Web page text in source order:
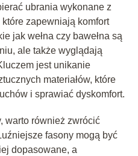
ubrania wykonane z
zapewniają komfort
jak wełna czy bawełna są
ale także wyglądają
jest unikanie
materiałów, które
i sprawiać dyskomfort.
warto również zwrócić
fasony mogą być
dopasowane, a